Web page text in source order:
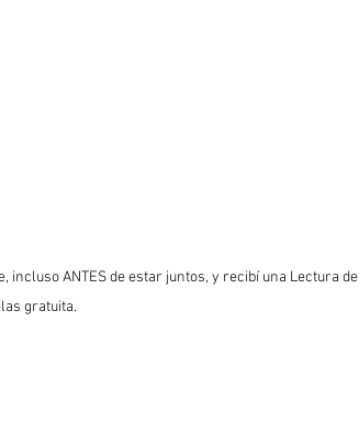
ANTES de estar juntos, y recibí una Lectura de
gratuita.